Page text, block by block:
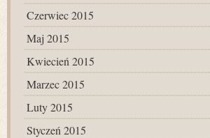
Czerwiec 2015
Maj 2015
Kwiecień 2015
Marzec 2015
Luty 2015
Styczeń 2015